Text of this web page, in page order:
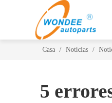
Casa / Noticias /
5